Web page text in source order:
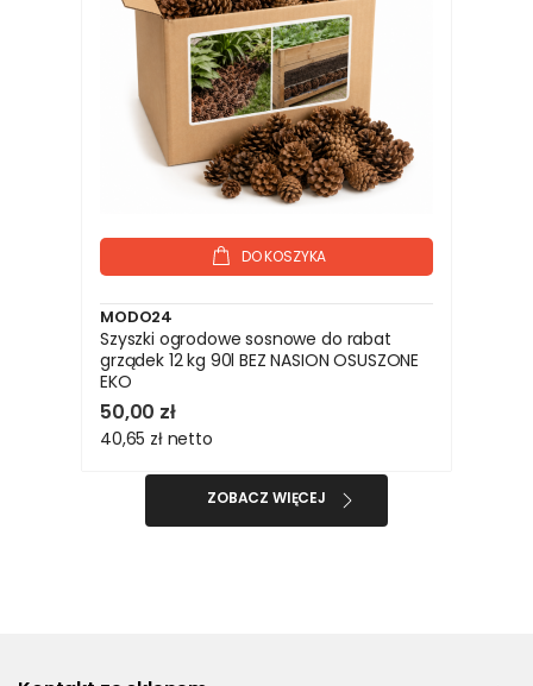
DO KOSZYKA
MODO24
Szyszki ogrodowe sosnowe do rabat
grządek 12 kg 90l BEZ NASION OSUSZONE
EKO
50,00 zł
40,65 zł netto
ZOBACZ WIĘCEJ